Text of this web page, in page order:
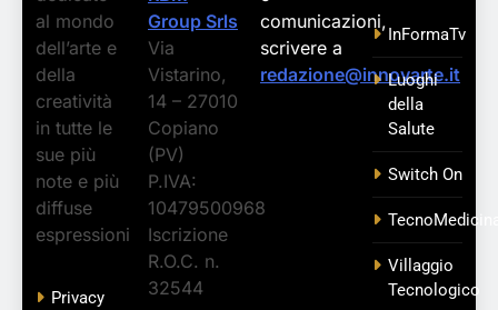
al mondo
dell’arte e
della
creatività
in tutte le
sue più
note e più
diffuse
espressioni
Privacy
Group Srls
Via
Vistarino,
14 – 27010
Copiano
(PV)
P.IVA:
10479500968
Iscrizione
R.O.C. n.
32544
comunicazioni,
scrivere a
redazione@innovarte.it
InFormaTv
Luoghi
della
Salute
Switch On
Villaggio
Tecnologico